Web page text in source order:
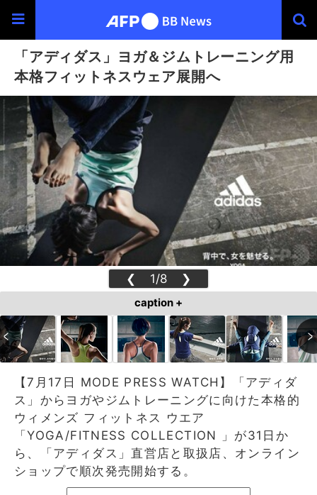
「アディダス」ヨガ＆ジムトレーニング用
本格フィットネスウェア展開へ
❮ 1/8 ❯
caption +
【7月17日 MODE PRESS WATCH】「アディダ
ス」からヨガやジムトレーニングに向けた本格的
ウィメンズ フィットネス ウエア
「YOGA/FITNESS COLLECTION 」が31日か
ら、「アディダス」直営店と取扱店、オンライン
ショップで順次発売開始する。